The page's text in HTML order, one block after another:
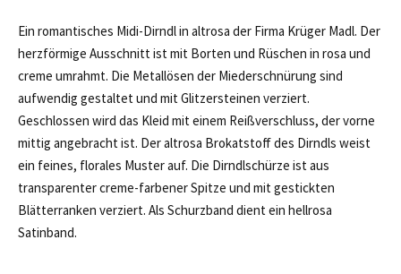
Ein romantisches Midi-Dirndl in altrosa der Firma Krüger Madl. Der
herzförmige Ausschnitt ist mit Borten und Rüschen in rosa und
creme umrahmt. Die Metallösen der Miederschnürung sind
aufwendig gestaltet und mit Glitzersteinen verziert.
Geschlossen wird das Kleid mit einem Reißverschluss, der vorne
mittig angebracht ist. Der altrosa Brokatstoff des Dirndls weist
ein feines, florales Muster auf. Die Dirndlschürze ist aus
transparenter creme-farbener Spitze und mit gestickten
Blätterranken verziert. Als Schurzband dient ein hellrosa
Satinband.